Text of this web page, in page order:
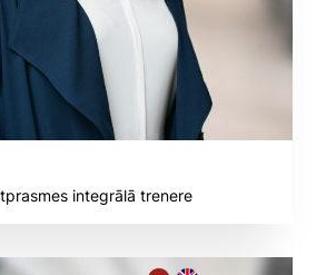
integrālā trenere